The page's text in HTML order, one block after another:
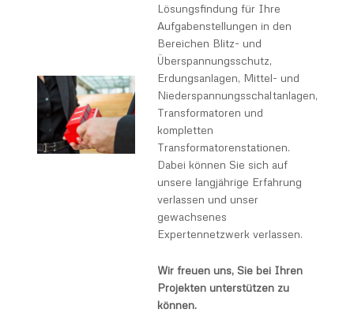
Lösungsfindung für Ihre
Aufgabenstellungen in den
Bereichen Blitz- und
Überspannungsschutz,
Erdungsanlagen, Mittel- und
Niederspannungsschaltanlagen,
Transformatoren und
kompletten
Transformatorenstationen.
Dabei können Sie sich auf
unsere langjährige Erfahrung
verlassen und unser
gewachsenes
Expertennetzwerk verlassen.
Wir freuen uns, Sie bei Ihren
Projekten unterstützen zu
können.